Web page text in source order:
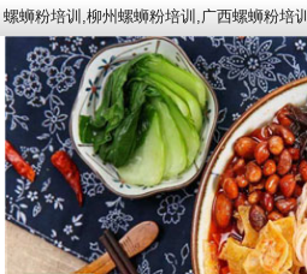
螺蛳粉培训,柳州螺蛳粉培训,广西螺蛳粉培训